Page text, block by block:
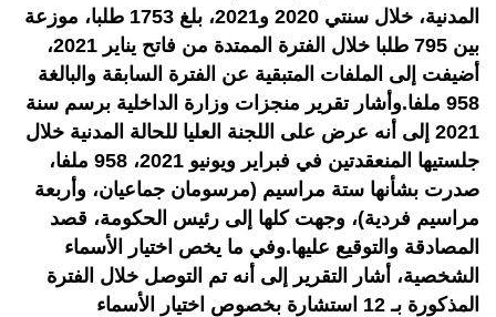
المدنية، خلال سنتي 2020 و2021، بلغ 1753 طلبا، موزعة
بين 795 طلبا خلال الفترة الممتدة من فاتح يناير 2021،
أضيفت إلى الملفات المتبقية عن الفترة السابقة والبالغة
958 ملفا.وأشار تقرير منجزات وزارة الداخلية برسم سنة
2021 إلى أنه عرض على اللجنة العليا للحالة المدنية خلال
جلستيها المنعقدتين في فبراير ويونيو 2021، 958 ملفا،
صدرت بشأنها ستة مراسيم (مرسومان جماعيان، وأربعة
مراسيم فردية)، وجهت كلها إلى رئيس الحكومة، قصد
المصادقة والتوقيع عليها.وفي ما يخص اختيار الأسماء
الشخصية، أشار التقرير إلى أنه تم التوصل خلال الفترة
المذكورة بـ 12 استشارة بخصوص اختيار الأسماء